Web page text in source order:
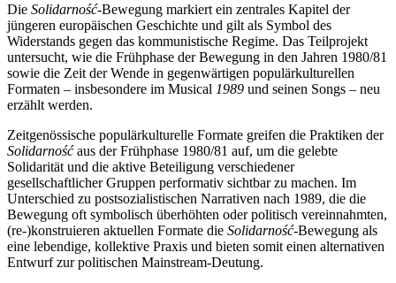
Die Solidarność-Bewegung markiert ein zentrales Kapitel der
jüngeren europäischen Geschichte und gilt als Symbol des
Widerstands gegen das kommunistische Regime. Das Teilprojekt
untersucht, wie die Frühphase der Bewegung in den Jahren 1980/81
sowie die Zeit der Wende in gegenwärtigen populärkulturellen
Formaten – insbesondere im Musical 1989 und seinen Songs – neu
erzählt werden.
Zeitgenössische populärkulturelle Formate greifen die Praktiken der
Solidarnośćaus der Frühphase 1980/81 auf, um die gelebte
Solidarität und die aktive Beteiligung verschiedener
gesellschaftlicher Gruppen performativ sichtbar zu machen. Im
Unterschied zu postsozialistischen Narrativen nach 1989, die die
Bewegung oft symbolisch überhöhten oder politisch vereinnahmten,
(re-)konstruieren aktuellen Formate die Solidarność-Bewegung als
eine lebendige, kollektive Praxis und bieten somit einen alternativen
Entwurf zur politischen Mainstream-Deutung.